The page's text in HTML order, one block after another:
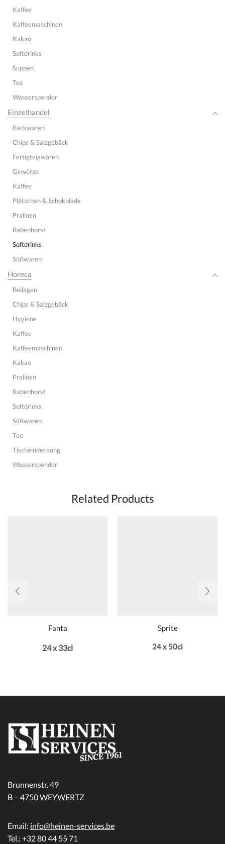
Kaffee
Kaffeemaschinen
Kakao
Softdrinks
Suppen
Tee
Wasserspender
Einzelhandel
Backwaren
Chips & Salzgebäck
Fertigteigwaren
Gewürze
Kaffee
Plätzchen & Schokolade
Pralinen
Rabenhorst
Softdrinks
Süßwaren
Horeca
Beilagen
Chips & Salzgebäck
Hygiene
Kaffee
Kaffeemaschinen
Kakao
Pralinen
Rabenhorst
Softdrinks
Süßwaren
Tee
Tischeindeckung
Wasserspender
Related Products
Fanta
24 x 33cl
Sprite
24 x 50cl
Brunnenstr. 49
B – 4750 WEYWERTZ
Email: info@heinen-services.be
Tel.: +32 80 44 55 71